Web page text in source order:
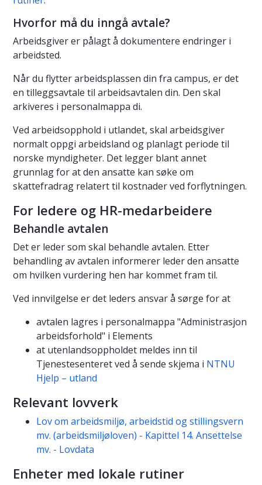
Hvorfor må du inngå avtale?
Arbeidsgiver er pålagt å dokumentere endringer i
arbeidsted.
Når du flytter arbeidsplassen din fra campus, er det
en tilleggsavtale til arbeidsavtalen din. Den skal
arkiveres i personalmappa di.
Ved arbeidsopphold i utlandet, skal arbeidsgiver
normalt oppgi arbeidsland og planlagt periode til
norske myndigheter. Det legger blant annet
grunnlag for at den ansatte kan søke om
skattefradrag relatert til kostnader ved forflytningen.
For ledere og HR-medarbeidere
Behandle avtalen
Det er leder som skal behandle avtalen. Etter
behandling av avtalen informerer leder den ansatte
om hvilken vurdering hen har kommet fram til.
Ved innvilgelse er det leders ansvar å sørge for at
avtalen lagres i personalmappa "Administrasjon
arbeidsforhold" i Elements
at utenlandsoppholdet meldes inn til
Tjenestesenteret ved å sende skjema i NTNU
Hjelp – utland
Relevant lovverk
Lov om arbeidsmiljø, arbeidstid og stillingsvern
mv. (arbeidsmiljøloven) - Kapittel 14. Ansettelse
mv. - Lovdata
Enheter med lokale rutiner